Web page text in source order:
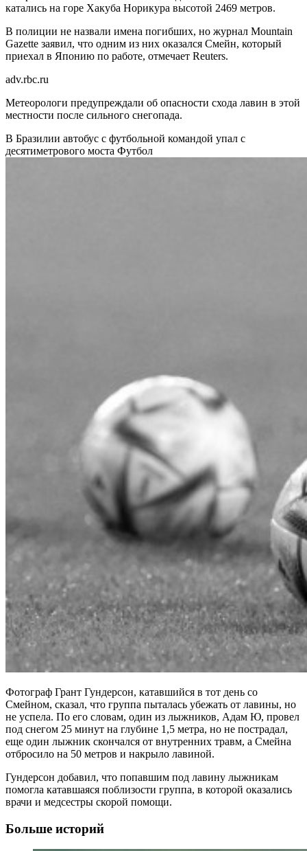
катались на горе Хакуба Норикура высотой 2469 метров.
В полиции не назвали имена погибших, но журнал Mountain
Gazette заявил, что одним из них оказался Смейн, который
приехал в Японию по работе, отмечает Reuters.
adv.rbc.ru
Метеорологи предупреждали об опасности схода лавин в этой
местности после сильного снегопада.
В Бразилии автобус с футбольной командой упал с
десятиметрового моста Футбол
Фотограф Грант Гундерсон, катавшийся в тот день со
Смейном, сказал, что группа пыталась убежать от лавины, но
не успела. По его словам, один из лыжников, Адам Ю, провел
под снегом 25 минут на глубине 1,5 метра, но не пострадал,
еще один лыжник скончался от внутренних травм, а Смейна
отбросило на 50 метров и накрыло лавиной.
Гундерсон добавил, что попавшим под лавину лыжникам
помогла катавшаяся поблизости группа, в которой оказались
врачи и медсестры скорой помощи.
Больше историй